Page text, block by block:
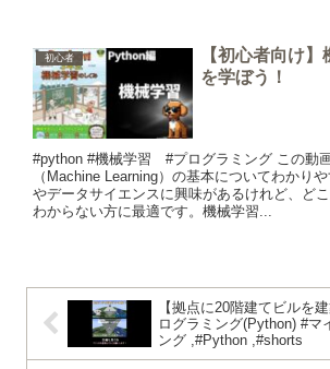
初心者
【初心者向け
を学ぼう！
#python #機械学習 #プログラミング この動
（Machine Learning）の基本についてわかり
やデータサイエンスに興味があるけれど、ど
わからない方に最適です。機械学習...
【拠点に20階建てビルを
ログラミング(Python) #マ
ング ,#Python ,#shorts